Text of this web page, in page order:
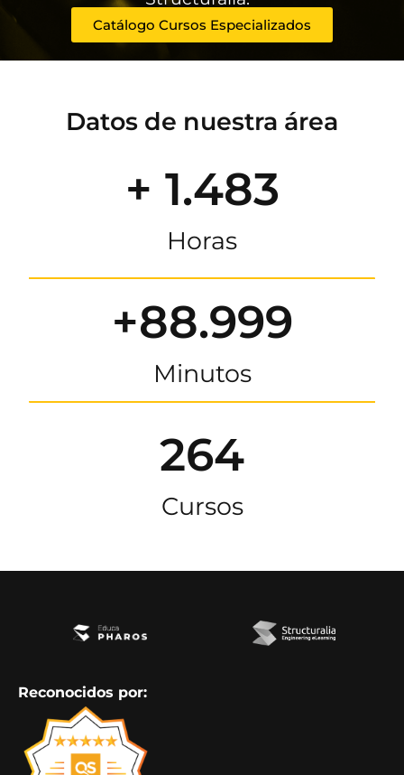
Catálogo Cursos Especializados
Datos de nuestra área
+ 1.483
Horas
+88.999
Minutos
264
Cursos
Reconocidos por: